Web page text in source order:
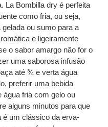
La Bombilla dry é perfeita
como fria, ou seja,
ou sumo para a
e ligeiramente
o sabor amargo não for o
uma saborosa infusão
até ¾ e verta água
preferir uma bebida
fria com gelo ou
alguns minutos para que
é um clássico da erva-